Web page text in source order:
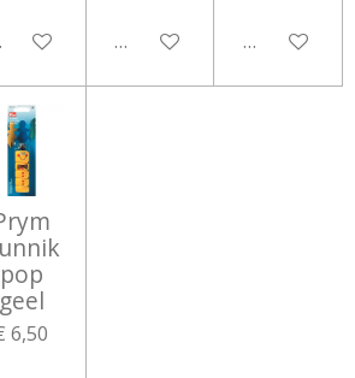
winkelwagenHoud mij op de hoogte
Houd mij
pop
geel
6,50